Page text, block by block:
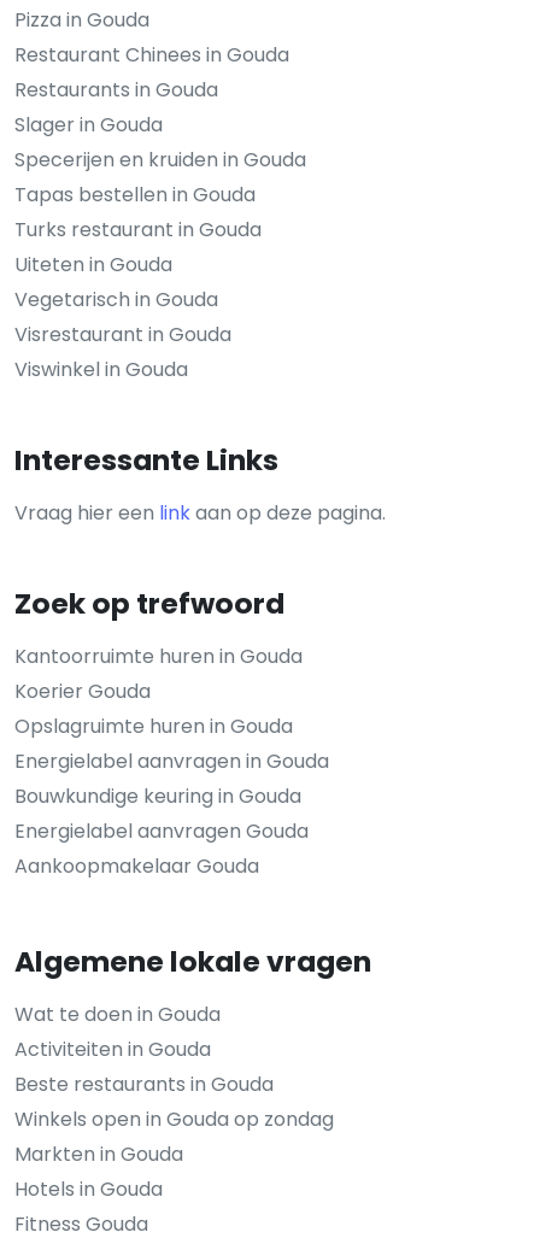
Pizza in Gouda
Restaurant Chinees in Gouda
Restaurants in Gouda
Slager in Gouda
Specerijen en kruiden in Gouda
Tapas bestellen in Gouda
Turks restaurant in Gouda
Uiteten in Gouda
Vegetarisch in Gouda
Visrestaurant in Gouda
Viswinkel in Gouda
Interessante Links
Vraag hier een linkaan op deze pagina.
Zoek op trefwoord
Kantoorruimte huren in Gouda
Koerier Gouda
Opslagruimte huren in Gouda
Energielabel aanvragen in Gouda
Bouwkundige keuring in Gouda
Energielabel aanvragen Gouda
Aankoopmakelaar Gouda
Algemene lokale vragen
Wat te doen in Gouda
Activiteiten in Gouda
Beste restaurants in Gouda
Winkels open in Gouda op zondag
Markten in Gouda
Hotels in Gouda
Fitness Gouda